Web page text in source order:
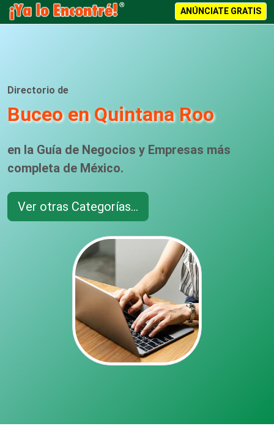
ANÚNCIATE GRATIS
Directorio de
Buceo en Quintana Roo
en la Guía de Negocios y Empresas más
completa de México.
Ver otras Categorías...